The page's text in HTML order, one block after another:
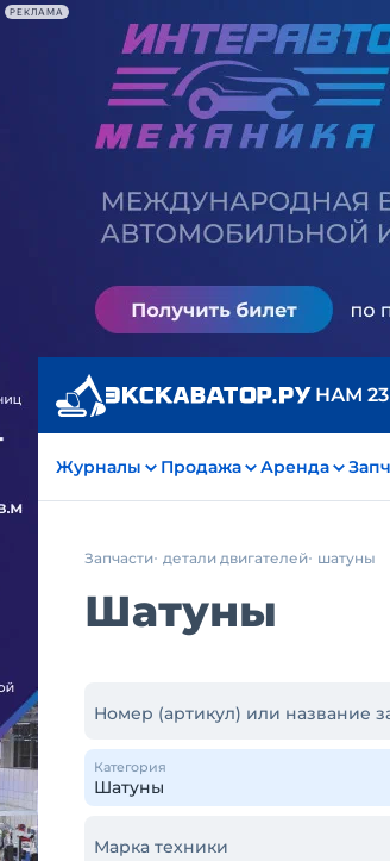
РЕКЛАМА
НАМ
Журналы Продажа Аренда
Запчасти детали двигателей шатуны
Шатуны
Категория
Марка техники